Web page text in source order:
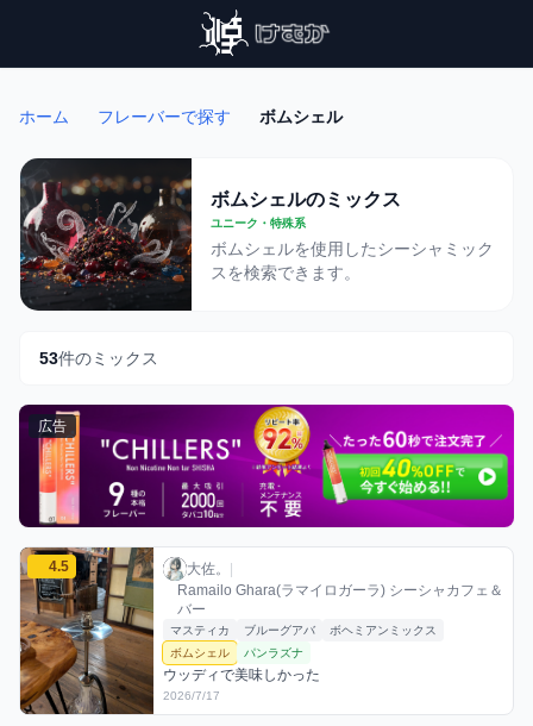
ホーム フレーバーで探す ボムシェル
ボムシェルのミックス
ユニーク・特殊系
ボムシェルを使用したシーシャミック
スを検索できます。
53件のミックス
広告
大佐。のボムシェルミックスを見る
4.5 大佐。 / お店シーシャ / 2026年7月17日
大佐。
Ramailo Ghara(ラマイロガーラ) シーシャカフェ＆
バー
利用フレーバー
マスティカ ブルーグアバ
ボヘミアンミックス
ボムシェル
パンラズナ
コメント
ウッディで美味しかった
評価
2026/7/17